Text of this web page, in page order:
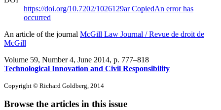
https://doi.org/10.7202/1026129arCopiedAn error has
occurred
An article of the journal McGill Law Journal / Revue de droit de
McGill
Volume 59, Number 4, June 2014, p. 777–818
Technological Innovation and Civil Responsibility
Copyright © Richard Goldberg, 2014
Browse the articles in this issue